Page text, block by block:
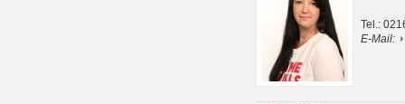
Tel.:
E-Mail: